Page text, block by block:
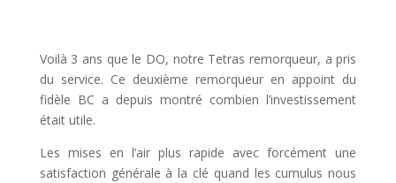
Voilà 3 ans que le DO, notre Tetras remorqueur, a pris
du service. Ce deuxième remorqueur en appoint du
fidèle BC a depuis montré combien l’investissement
était utile.
Les mises en l’air plus rapide avec forcément une
satisfaction générale à la clé quand les cumulus nous